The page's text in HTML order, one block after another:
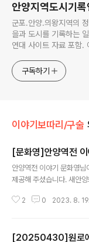
안양지역도시기
군포.안양.의왕지역의
을과 도시를 기록하는 일을 하고 있습니다. (구)안양지역시민
연대 사이트 자료 포
구독하기
이야기보따리/구술
[문화영]안양역전
안양역전 이야기 문화영
제공해 주셨습니다. 새안
고 군대 제대후 편찮으셨
니다. 2007년 안양 국제
2 0 2023. 8. 19.
[20250430]원로